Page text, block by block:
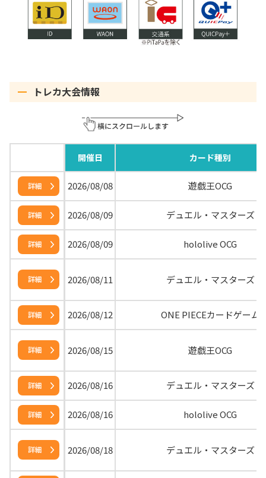
トレカ大会情報
開催日 カード種別
詳細 2026/08/08 遊戯王OCG
詳細 2026/08/09 デュエル・マスターズ
詳細 2026/08/09 hololive OCG
詳細 2026/08/11 デュエル・マスターズ
詳細 2026/08/12 ONE PIECEカードゲーム
詳細 2026/08/15 遊戯王OCG
詳細 2026/08/16 デュエル・マスターズ
詳細 2026/08/16 hololive OCG
詳細 2026/08/18 デュエル・マスターズ